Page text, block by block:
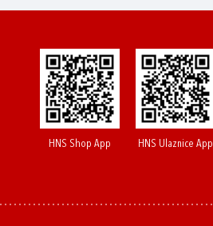
HNS Shop App HNS Ulaznice App